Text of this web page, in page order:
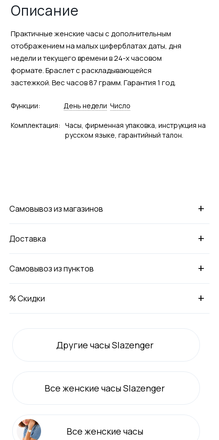
Описание
Практичные женские часы с дополнительным
отображением на малых циферблатах даты, дня
недели и текущего времени в 24-х часовом
формате. Браслет с раскладывающейся
застежкой. Вес часов 87 грамм. Гарантия 1 год.
Функции: День недели Число
Комплектация: Часы, фирменная упаковка, инструкция на
русском языке, гарантийный талон.
+
Самовывоз из магазинов
+
Доставка
+
Самовывоз из пунктов
+
% Скидки
Другие часы Slazenger
Всеженские часы Slazenger
Все женские часы